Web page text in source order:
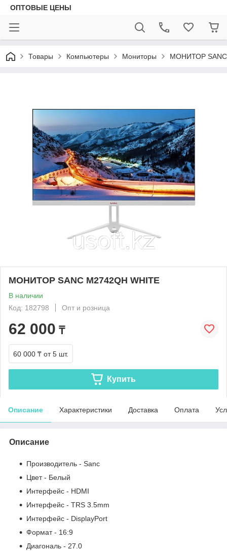
ОПТОВЫЕ ЦЕНЫ
Товары Компьютеры Мониторы МОНИТОР SANC
МОНИТОР SANC M2742QH WHITE
В наличии
Код: 182798
Опт и розница
62 000 ₸
60 000 ₸ от 5 шт.
Купить
Описание Характеристики Доставка Оплата
Описание
Производитель - Sanc
Цвет - Белый
Интерфейс - HDMI
Интерфейс - TRS 3.5mm
Интерфейс - DisplayPort
Формат - 16:9
Диагональ - 27.0